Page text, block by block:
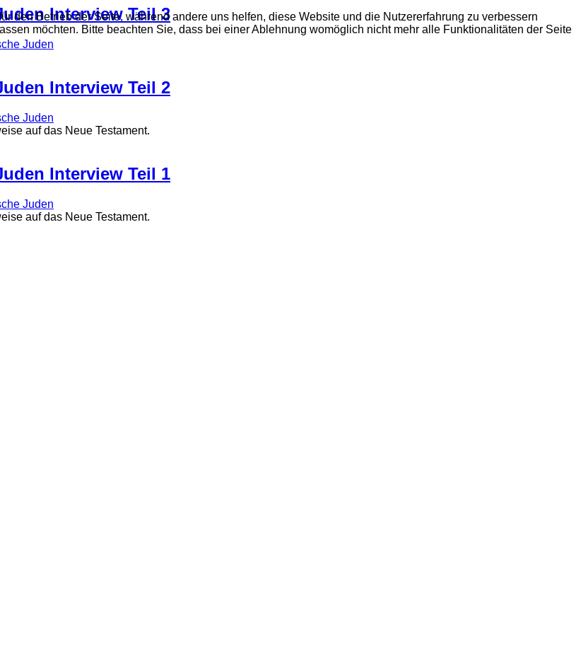
Interview Teil 3
Juden
Interview Teil 2
Juden
auf das Neue Testament.
Interview Teil 1
Juden
auf das Neue Testament.
den Betrieb der Seite, während andere uns helfen, diese Website und die Nutzererfahrung zu verbessern
möchten. Bitte beachten Sie, dass bei einer Ablehnung womöglich nicht mehr alle Funktionalitäten der Seite